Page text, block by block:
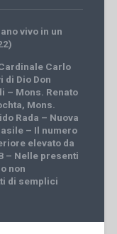
vivo in un
Carlo
di Dio Don
– Mons. Renato
Mons.
Rada – Nuova
– Il numero
elevato da
– Nelle presenti
non
di semplici